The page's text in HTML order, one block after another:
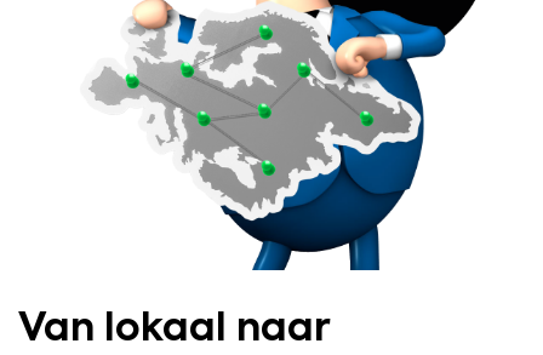
Van lokaal naar